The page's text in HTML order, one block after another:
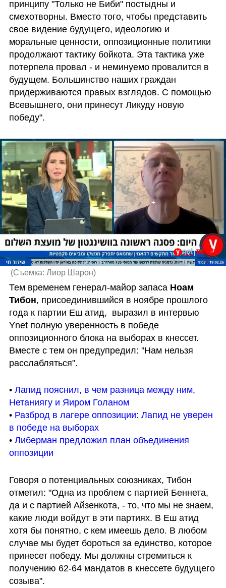
принципу "Только не Биби" постыдны и
смехотворны. Вместо того, чтобы представить
свое видение будущего, идеологию и
моральные ценности, оппозиционные политики
продолжают тактику бойкота. Эта тактика уже
потерпела провал - и неминуемо провалится в
будущем. Большинство наших граждан
придерживаются правых взглядов. С помощью
Всевышнего, они принесут Ликуду новую
победу".
1303599#ראיון אולפן עם: נעם תיבון
(Съемка: Лиор Шарон)
Тем временем генерал-майор запаса Ноам
Тибон, присоединившийся в ноябре прошлого
года к партии Еш атид,  выразил в интервью
Ynet полную уверенность в победе
оппозиционного блока на выборах в кнессет.
Вместе с тем он предупредил: "Нам нельзя
расслабляться".
• Лапид пояснил, в чем разница между ним,
Нетаниягу и Яиром Голаном
• Разброд в лагере оппозиции: Лапид не уверен
в победе на выборах
• Либерман предложил план объединения
оппозиции
Говоря о потенциальных союзниках, Тибон
отметил: "Одна из проблем с партией Беннета,
да и с партией Айзенкота, - то, что мы не знаем,
какие люди войдут в эти партиях. В Еш атид
хотя бы понятно, с кем имеешь дело. В любом
случае мы будет бороться за единство, которое
принесет победу. Мы должны стремиться к
получению 62-64 мандатов в кнессете будущего
созыва".